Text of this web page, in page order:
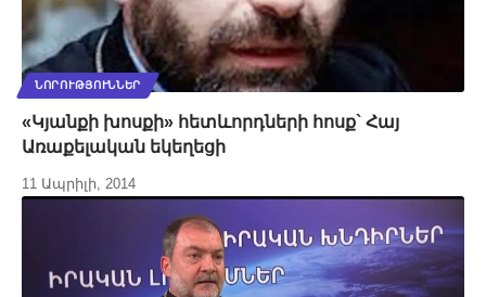
ՆՈՐՈՒԹՅՈՒՆՆԵՐ
«Կյանքի խոսքի» հետևորդների հոսք` Հայ
Առաքելական եկեղեցի
11 Ապրիլի, 2014